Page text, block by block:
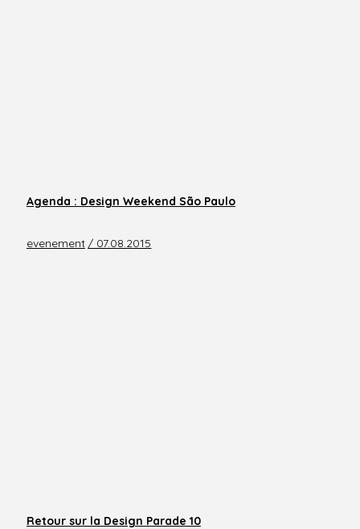
Agenda : Design Weekend São Paulo
evenement / 07.08.2015
Retour sur la Design Parade 10